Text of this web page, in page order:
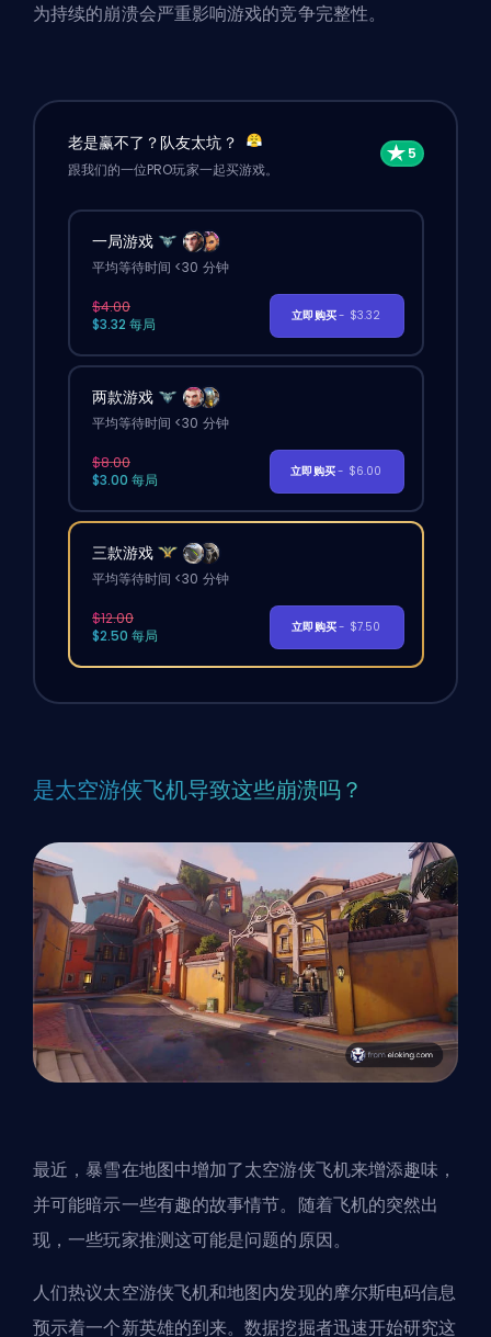
为持续的崩溃会严重影响游戏的竞争完整性。
老是赢不了？队友太坑？
跟我们的一位PRO玩家一起买游戏。
一局游戏
平均等待时间 <30 分钟
$4.00
$3.32 每局
立即购买- $3.32
两款游戏
平均等待时间 <30 分钟
$8.00
$3.00 每局
立即购买- $6.00
三款游戏
平均等待时间 <30 分钟
$12.00
$2.50 每局
立即购买- $7.50
是太空游侠飞机导致这些崩溃吗？
最近，暴雪在地图中增加了太空游侠飞机来增添趣味，
并可能暗示一些有趣的故事情节。随着飞机的突然出
现，一些玩家推测这可能是问题的原因。
人们热议太空游侠飞机和地图内发现的摩尔斯电码信息
预示着一个新英雄的到来。数据挖掘者迅速开始研究这